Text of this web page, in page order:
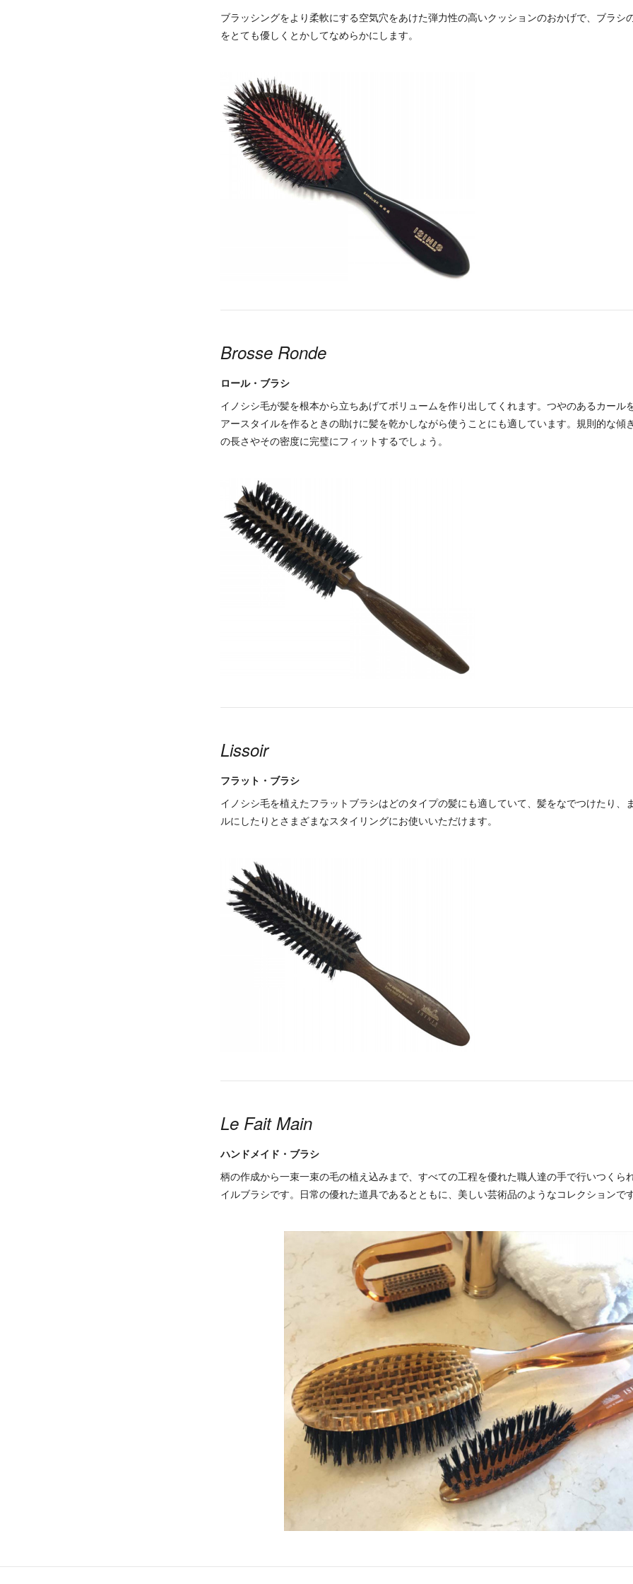
ブラッシングをより柔軟にする空気穴をあけた弾力性の高いクッションのおかげで、ブラシ
をとても優しくとかしてなめらかにします。
Brosse Ronde
ロール・ブラシ
イノシシ毛が髪を根本から立ちあげてボリュームを作り出してくれます。つやのあるカール
アースタイルを作るときの助けに髪を乾かしながら使うことにも適しています。規則的な傾
の長さやその密度に完璧にフィットするでしょう。
Lissoir
フラット・ブラシ
イノシシ毛を植えたフラットブラシはどのタイプの髪にも適していて、髪をなでつけたり、
ルにしたりとさまざまなスタイリングにお使いいただけます。
Le Fait Main
ハンドメイド・ブラシ
柄の作成から一束一束の毛の植え込みまで、すべての工程を優れた職人達の手で行いつくら
イルブラシです。日常の優れた道具であるとともに、美しい芸術品のようなコレクションです